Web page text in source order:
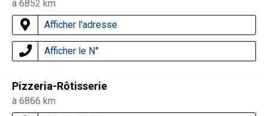
à 6852 km
Afficher l'adresse
Afficher le N°
Pizzeria-Rôtisserie
à 6866 km